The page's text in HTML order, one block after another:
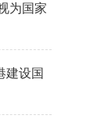
为国家
建设国